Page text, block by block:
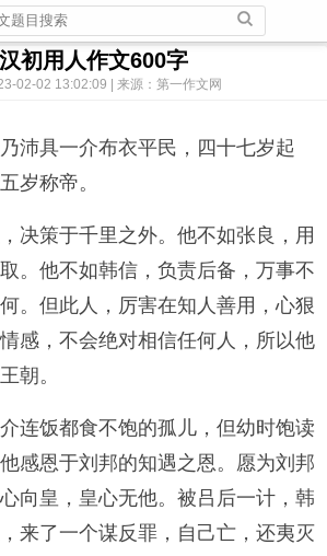
初用人作文600字
02-02 13:02:09 | 来源：第一作文网
具一介布衣平民，四十七岁起
岁称帝。
策于千里之外。他不如张良，用
。他不如韩信，负责后备，万事不
。但此人，厉害在知人善用，心狠
感，不会绝对相信任何人，所以他
朝。
饭都食不饱的孤儿，但幼时饱读
感恩于刘邦的知遇之恩。愿为刘邦
向皇，皇心无他。被吕后一计，韩
来了一个谋反罪，自己亡，还夷灭